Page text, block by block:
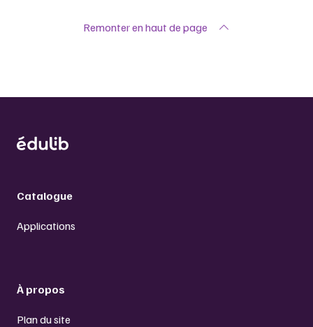
Remonter en haut de page
Catalogue
Applications
À propos
Plan du site